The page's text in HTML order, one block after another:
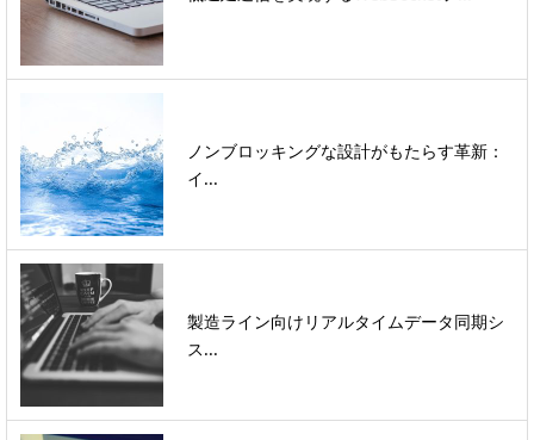
ノンブロッキングな設計がもたらす革新：
イ...
製造ライン向けリアルタイムデータ同期シ
ス...